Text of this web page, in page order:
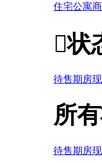
住宅公寓
状
待售期房
所
待售期房